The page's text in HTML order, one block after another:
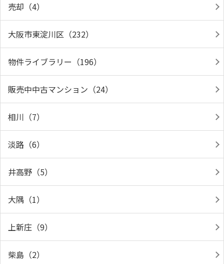
売却（4）
大阪市東淀川区（232）
物件ライブラリー（196）
販売中中古マンション（24）
相川（7）
淡路（6）
井高野（5）
大隅（1）
上新庄（9）
柴島（2）